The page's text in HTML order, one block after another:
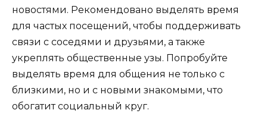
новостями. Рекомендовано выделять время
для частых посещений, чтобы поддерживать
связи с соседями и друзьями, а также
укреплять общественные узы. Попробуйте
выделять время для общения не только с
близкими, но и с новыми знакомыми, что
обогатит социальный круг.